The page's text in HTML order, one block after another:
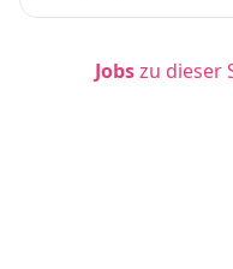
Jobszu dieser